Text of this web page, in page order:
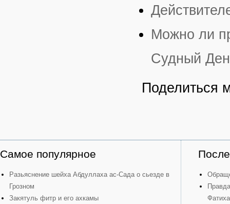
Можно ли
Судный
Поделиться
Самое популярное
Разьяснение шейха Абдуллаха ас-Сада о сьезде в
Грозном
Закятуль фитр и его ахкамы